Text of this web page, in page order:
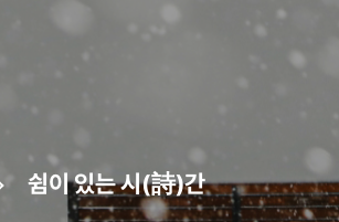
쉼이 있는 시(詩)간